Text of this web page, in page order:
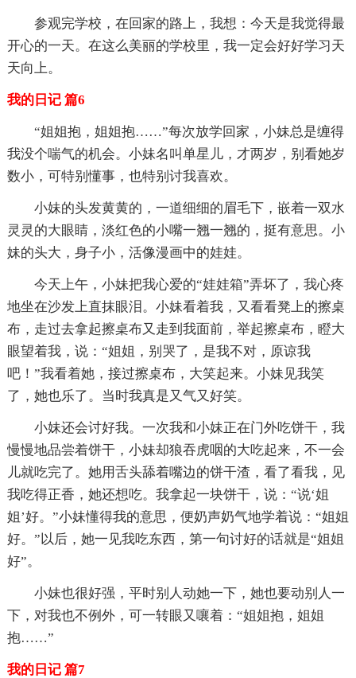
参观完学校，在回家的路上，我想：今天是我觉得最
开心的一天。在这么美丽的学校里，我一定会好好学习天
天向上。
我的日记 篇6
“姐姐抱，姐姐抱……”每次放学回家，小妹总是缠得
我没个喘气的机会。小妹名叫单星儿，才两岁，别看她岁
数小，可特别懂事，也特别讨我喜欢。
小妹的头发黄黄的，一道细细的眉毛下，嵌着一双水
灵灵的大眼睛，淡红色的小嘴一翘一翘的，挺有意思。小
妹的头大，身子小，活像漫画中的娃娃。
今天上午，小妹把我心爱的“娃娃箱”弄坏了，我心疼
地坐在沙发上直抹眼泪。小妹看着我，又看看凳上的擦桌
布，走过去拿起擦桌布又走到我面前，举起擦桌布，瞪大
眼望着我，说：“姐姐，别哭了，是我不对，原谅我
吧！”我看着她，接过擦桌布，大笑起来。小妹见我笑
了，她也乐了。当时我真是又气又好笑。
小妹还会讨好我。一次我和小妹正在门外吃饼干，我
慢慢地品尝着饼干，小妹却狼吞虎咽的大吃起来，不一会
儿就吃完了。她用舌头舔着嘴边的饼干渣，看了看我，见
我吃得正香，她还想吃。我拿起一块饼干，说：“说‘姐
姐’好。”小妹懂得我的意思，便奶声奶气地学着说：“姐姐
好。”以后，她一见我吃东西，第一句讨好的话就是“姐姐
好”。
小妹也很好强，平时别人动她一下，她也要动别人一
下，对我也不例外，可一转眼又嚷着：“姐姐抱，姐姐
抱……”
我的日记 篇7